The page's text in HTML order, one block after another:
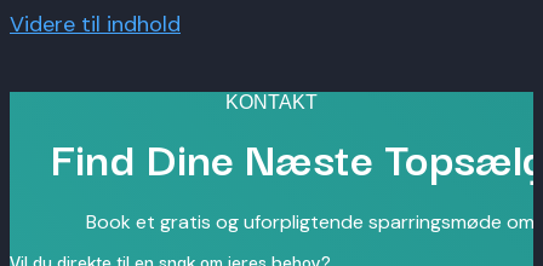
Videre til indhold
KONTAKT
Find Dine Næste
Book et gratis og uforpligtende sparringsmøde